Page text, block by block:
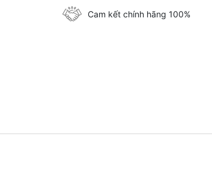
Cam kết chính hãng 100%